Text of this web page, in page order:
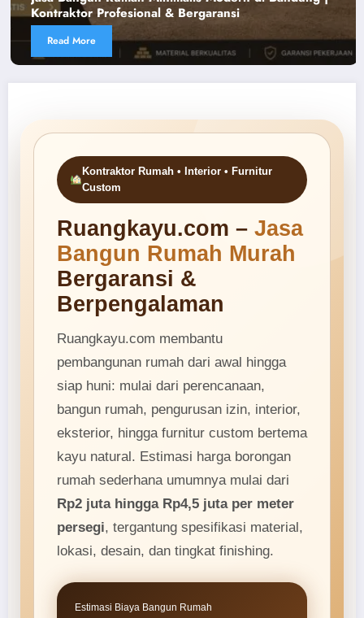
Terpercaya & Terintegrasi |
Read More
Kontraktor Rumah • Interior • Furnitur
Custom
Ruangkayu.com – Jasa
Bangun Rumah Murah
Bergaransi &
Berpengalaman
Ruangkayu.com membantu
pembangunan rumah dari awal hingga
siap huni: mulai dari perencanaan,
bangun rumah, pengurusan izin, interior,
eksterior, hingga furnitur custom bertema
kayu natural. Estimasi harga borongan
rumah sederhana umumnya mulai dari
Rp2 juta hingga Rp4,5 juta per meter
persegi, tergantung spesifikasi material,
lokasi, desain, dan tingkat finishing.
Estimasi Biaya Bangun Rumah